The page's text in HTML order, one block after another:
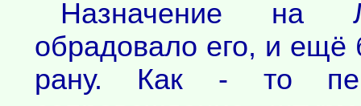
Назначение на
обрадовало его, и
рану. Как - то